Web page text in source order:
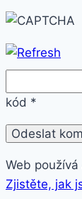
kód *
Web
Zjistěte, jak